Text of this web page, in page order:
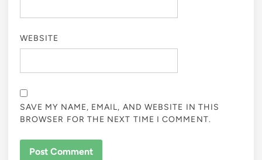
WEBSITE
SAVE MY NAME, EMAIL, AND WEBSITE IN THIS
BROWSER FOR THE NEXT TIME I COMMENT.